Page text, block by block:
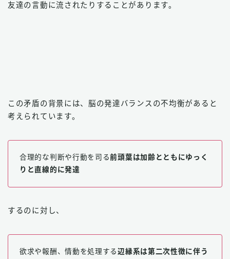
友達の言動に流されたりすることがあります。
この矛盾の背景には、脳の発達バランスの不均衡があると
考えられています。
合理的な判断や行動を司る前頭葉は加齢とともにゆっく
りと直線的に発達
するのに対し、
欲求や報酬、情動を処理する辺縁系は第二次性徴に伴う